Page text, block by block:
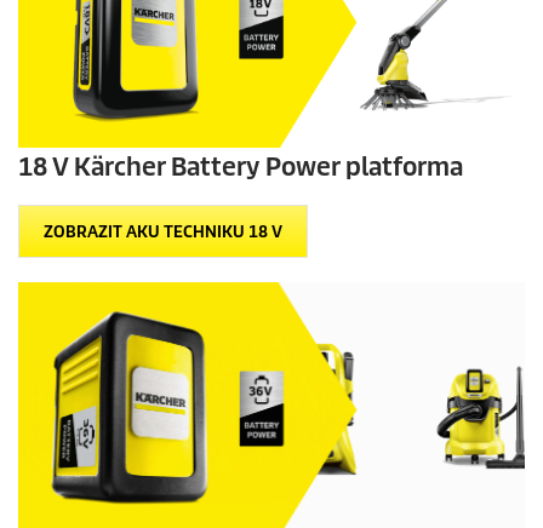
18 V Kärcher Battery Power platforma
ZOBRAZIT AKU TECHNIKU 18 V